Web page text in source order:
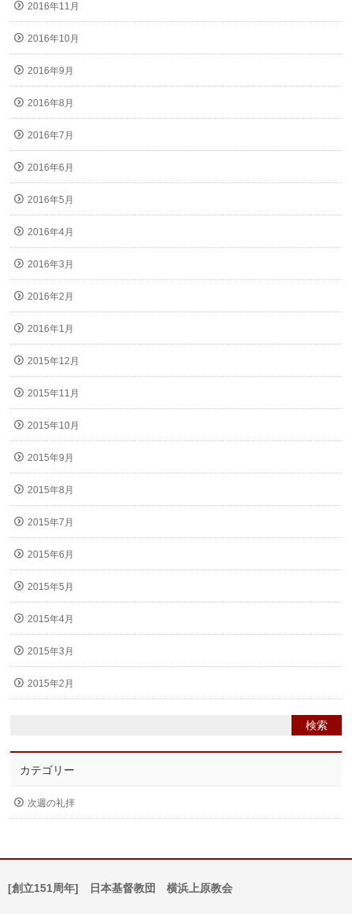
2016年11月
2016年10月
2016年9月
2016年8月
2016年7月
2016年6月
2016年5月
2016年4月
2016年3月
2016年2月
2016年1月
2015年12月
2015年11月
2015年10月
2015年9月
2015年8月
2015年7月
2015年6月
2015年5月
2015年4月
2015年3月
2015年2月
カテゴリー
次週の礼拝
[創立151周年] 日本基督教団 横浜上原教会